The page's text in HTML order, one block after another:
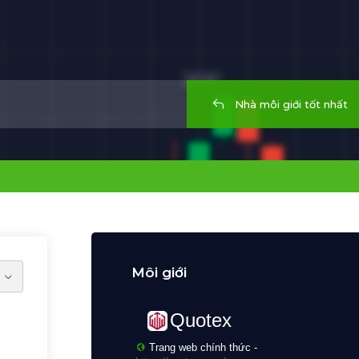
Nhà môi giới tốt nhất
Môi giới
Quotex
Trang web chính thức -